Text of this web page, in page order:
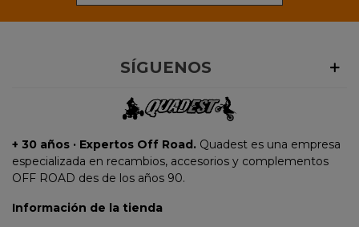
SÍGUENOS
+ 30 años · Expertos Off Road. Quadest es una empresa
especializada en recambios, accesorios y complementos
OFF ROAD des de los años 90.
Información de la tienda